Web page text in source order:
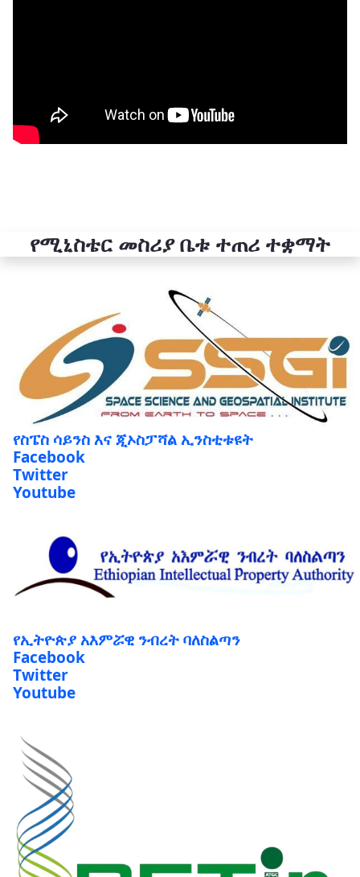
የሚኒስቴር መስሪያ ቤቱ ተጠሪ ተቋማት
የስፔስ ሳይንስ እና ጂኦስፓሻል ኢንስቲቱዩት
Facebook
Twitter
Youtube
የኢትዮጵያ አእምሯዊ ንብረት ባለስልጣን
Facebook
Twitter
Youtube